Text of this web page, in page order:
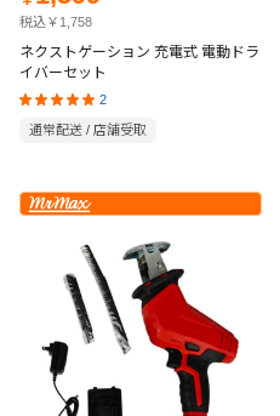
税込￥1,758
ネクストゲーション 充電式 電動ドラ
イバーセット
2
通常配送 / 店舗受取